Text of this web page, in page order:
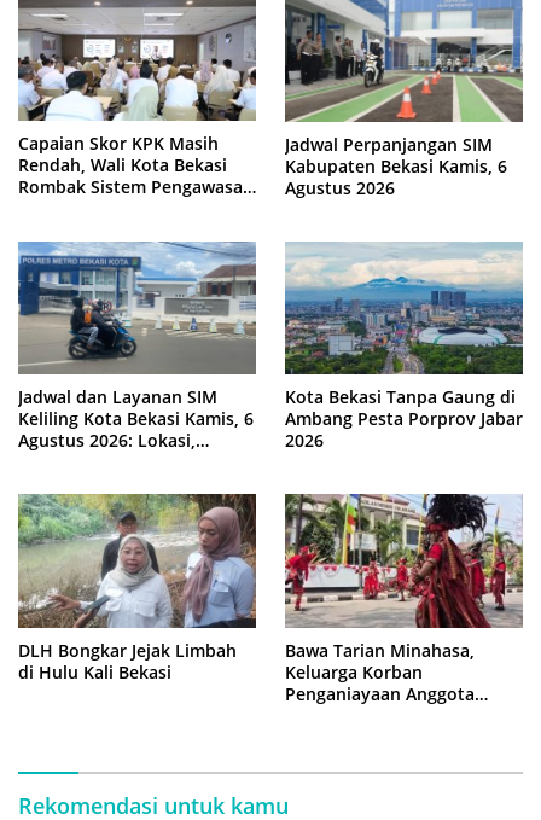
Capaian Skor KPK Masih
Rendah, Wali Kota Bekasi
Rombak Sistem Pengawasan
Jadwal Perpanjangan SIM
Kabupaten Bekasi Kamis, 6
Agustus 2026
Jadwal dan Layanan SIM
Keliling Kota Bekasi Kamis, 6
Agustus 2026: Lokasi,
Kota Bekasi Tanpa Gaung di
Ambang Pesta Porprov Jabar
2026
DLH Bongkar Jejak Limbah
di Hulu Kali Bekasi
Bawa Tarian Minahasa,
Keluarga Korban
Penganiayaan Anggota
Rekomendasi untuk kamu